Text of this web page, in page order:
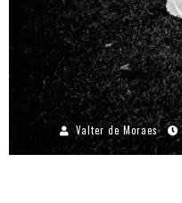
Valter de Moraes